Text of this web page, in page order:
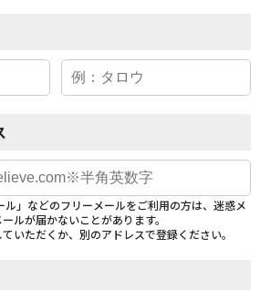
ル」などのフリーメールをご利用の方は、迷惑メ
ルが届かないことがあります。
いただくか、別のアドレスで登録ください。